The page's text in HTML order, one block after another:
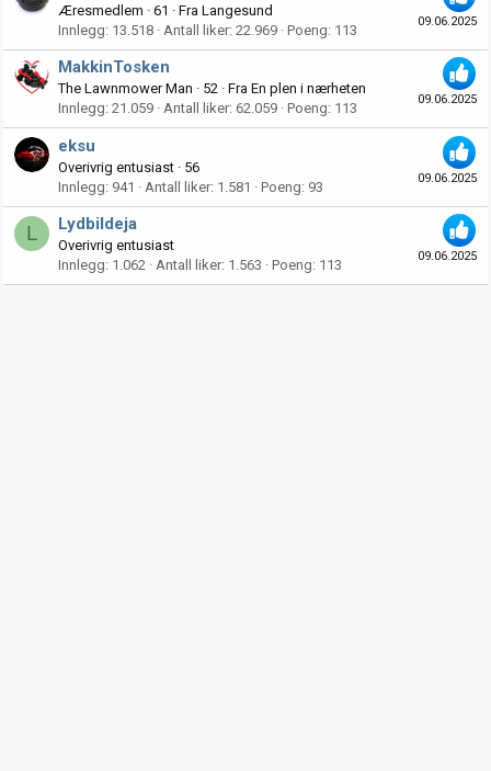
09.06.2025
Æresmedlem · 61 · Fra Langesund
Innlegg 13.518 Antall liker 22.969 Poeng 113
09.06.2025
MakkinTosken
The Lawnmower Man · 52 · Fra En plen i nærheten
Innlegg 21.059 Antall liker 62.059 Poeng 113
09.06.2025
eksu
Overivrig entusiast · 56
Innlegg 941 Antall liker 1.581 Poeng 93
L
09.06.2025
Lydbildeja
Overivrig entusiast
Innlegg 1.062 Antall liker 1.563 Poeng 113